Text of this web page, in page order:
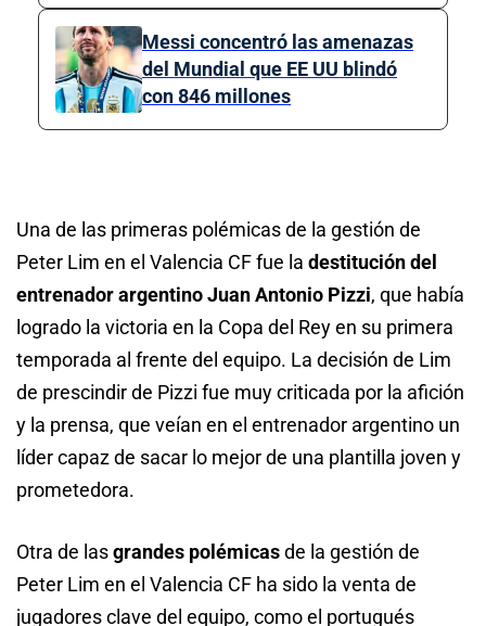
Messi concentró las amenazas
del Mundial que EE UU blindó
con 846 millones
Una de las primeras polémicas de la gestión de
Peter Lim en el Valencia CF fue la destitución del
entrenador argentino Juan Antonio Pizzi, que había
logrado la victoria en la Copa del Rey en su primera
temporada al frente del equipo. La decisión de Lim
de prescindir de Pizzi fue muy criticada por la afición
y la prensa, que veían en el entrenador argentino un
líder capaz de sacar lo mejor de una plantilla joven y
prometedora.
Otra de lasgrandes polémicasde la gestión de
Peter Lim en el Valencia CF ha sido la venta de
jugadores clave del equipo, como el portugués